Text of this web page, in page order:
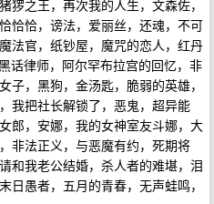
猡之王，再次我的人生，文森佐，
恰恰，谤法，爱丽丝，还魂，不可
法官，纸钞屋，魔咒的恋人，红丹
话律师，阿尔罕布拉宫的回忆，非
子，黑狗，金汤匙，脆弱的英雄，
我把社长解锁了，恶鬼，超异能
郎，安娜，我的女神室友斗娜，大
非法正义，与恶魔有约，死期将
和我老公结婚，杀人者的难堪，泪
日愚者，五月的青春，无声蛙鸣，